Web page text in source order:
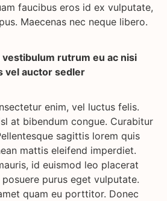
faucibus eros id ex vulputate,
Maecenas nec neque libero.
vestibulum rutrum eu ac nisi
vel auctor sedler
enim, vel luctus felis.
at bibendum congue. Curabitur
sagittis lorem quis
mattis eleifend imperdiet.
id euismod leo placerat
purus eget vulputate.
quam eu porttitor. Donec